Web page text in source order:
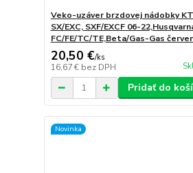
Veko-uzáver brzdovej nádobky
SX/EXC, SXF/EXCF 06-
FC/FE/TC/TE,Beta/Gas-Gas
20,50 €/ks
16,67 € bez DPH
Pridať do
Novinka